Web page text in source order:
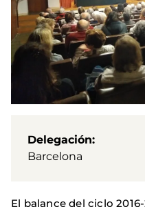
Delegación
Barcelona
El balance del ciclo